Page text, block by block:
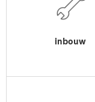
inbouw